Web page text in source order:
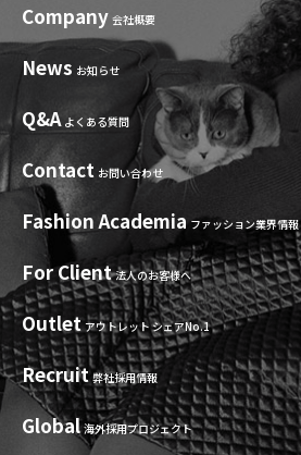
Company 会社概要
News お知らせ
Q&A よくある質問
Contact お問い合わせ
Fashion Academia ファッション業界情報
For Client 法人のお客様へ
Outlet アウトレット シェアNo.1
Recruit 弊社採用情報
Global 海外採用プロジェクト